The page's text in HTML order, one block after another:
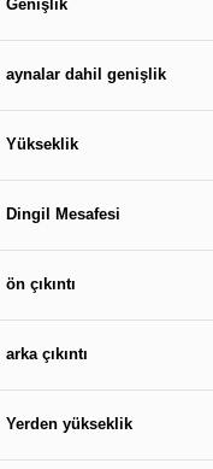
Genişlik
aynalar dahil genişlik
Yükseklik
Dingil Mesafesi
ön çıkıntı
arka çıkıntı
Yerden yükseklik